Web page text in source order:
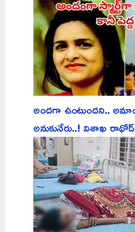
అందగా ఉంటుందని..
అనుకునేరు..! విశాఖ